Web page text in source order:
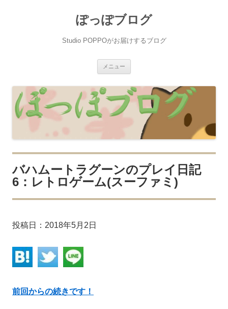
ぽっぽブログ
Studio POPPOがお届けするブログ
メニュー
ツ
へ
プ
バハムートラグーンのプレイ日記
6：レトロゲーム(スーファミ)
投稿日： 2018年5月2日
前回からの続きです！